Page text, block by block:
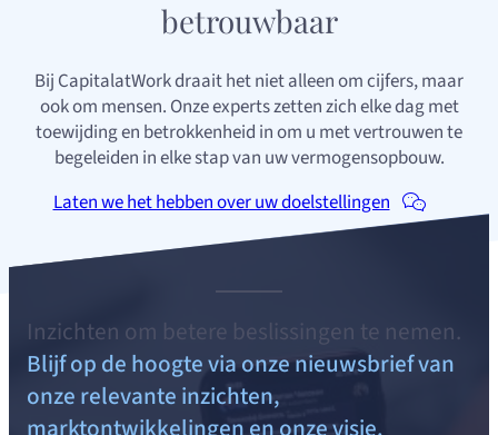
betrouwbaar
Bij CapitalatWork draait het niet alleen om cijfers, maar
ook om mensen. Onze experts zetten zich elke dag met
toewijding en betrokkenheid in om u met vertrouwen te
begeleiden in elke stap van uw vermogensopbouw.
Laten we het hebben over uw doelstellingen
Inzichten om betere beslissingen te nemen.
Blijf op de hoogte via onze nieuwsbrief van
onze relevante inzichten,